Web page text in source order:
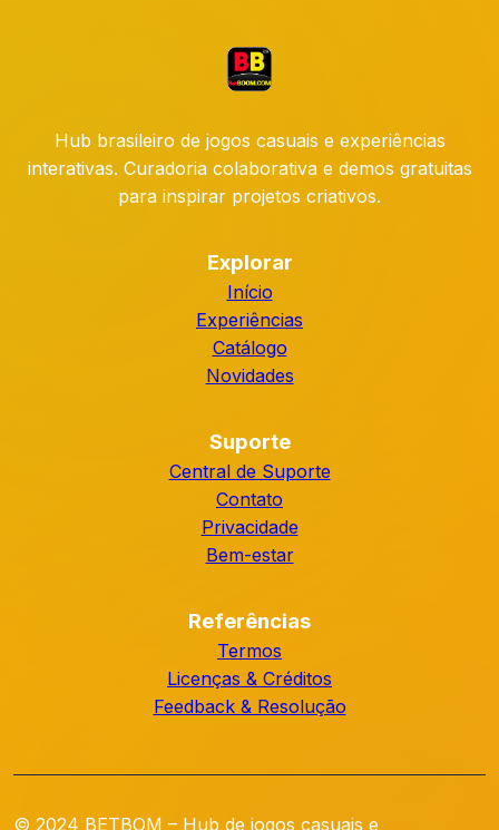
Hub brasileiro de jogos casuais e experiências
interativas. Curadoria colaborativa e demos gratuitas
para inspirar projetos criativos.
Explorar
Início
Experiências
Catálogo
Novidades
Suporte
Central de Suporte
Contato
Privacidade
Bem-estar
Referências
Termos
Licenças & Créditos
Feedback & Resolução
© 2024 BETBOM – Hub de jogos casuais e